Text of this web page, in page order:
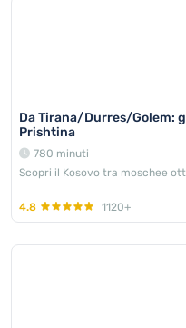
Da Tirana/Durres/Golem:
Prishtina
780 minuti
Scopri il Kosovo tra moschee
4.8 1120+